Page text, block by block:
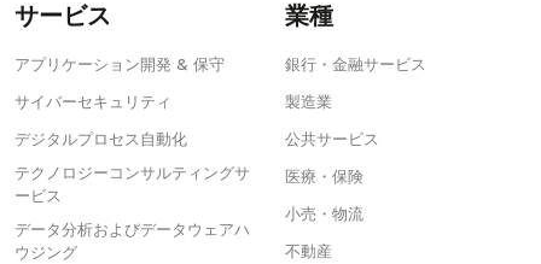
サービス
アプリケーション開発 & 保守
サイバーセキュリティ
デジタルプロセス自動化
テクノロジーコンサルティングサ
ービス
データ分析およびデータウェアハ
ウジング
業種
銀行・金融サービス
製造業
公共サービス
医療・保険
小売・物流
不動産